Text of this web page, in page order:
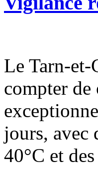
Le Tarn-et-
compter
jours, avec
40°C et